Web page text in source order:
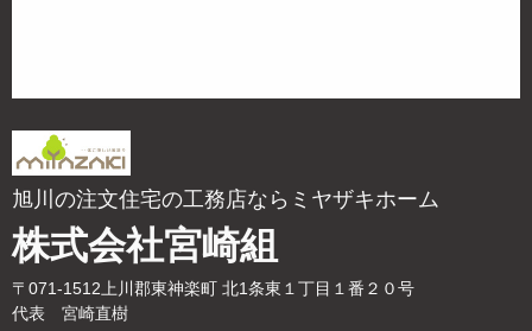
旭川の注文住宅の工務店ならミヤザキホーム
株式会社宮崎組
〒071-1512上川郡東神楽町 北1条東１丁目１番２０号
代表 宮崎直樹